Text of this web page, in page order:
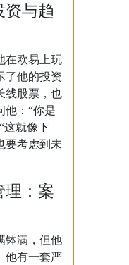
资与趋
在欧易上玩
了他的投资
线股票，也
他：“你是
这就像下
要考虑到未
理：案
钵满，但他
他有一套严